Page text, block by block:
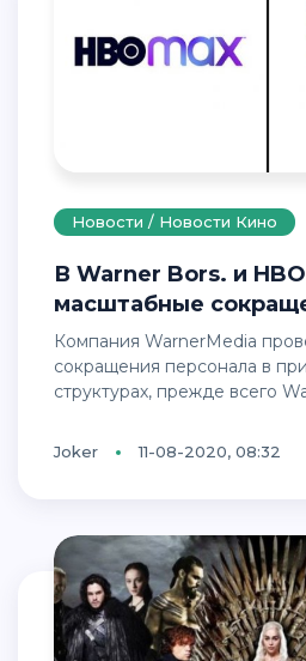
Новости / Новости Кино
В Warner Bors. и HBO ожидаются
масштабные
Компания WarnerMedia проведет масштабные
сокращения персонала в
структурах, прежде всего
Joker 11-08-2020, 08:32